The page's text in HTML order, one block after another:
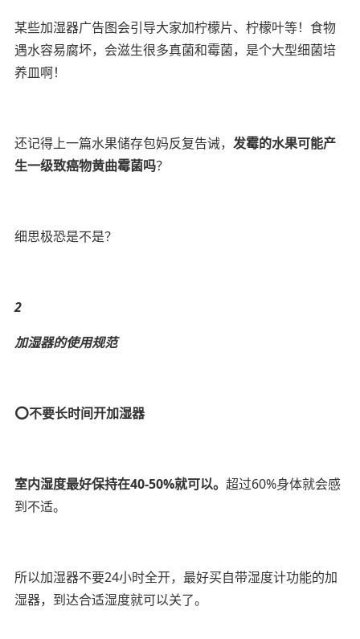
某些加湿器广告图会引导大家加柠檬片、柠檬叶等！食物
遇水容易腐坏，会滋生很多真菌和霉菌，是个大型细菌培
养皿啊！
还记得上一篇水果储存包妈反复告诫， 发霉的水果可能产
生一级致癌物黄曲霉菌吗？
细思极恐是不是？
2
加湿器的使用规范
⭕️不要长时间开加湿器
室内湿度最好保持在40-50%就可以。 超过60%身体就会感
到不适。
所以加湿器不要24小时全开，最好买自带湿度计功能的加
湿器，到达合适湿度就可以关了。